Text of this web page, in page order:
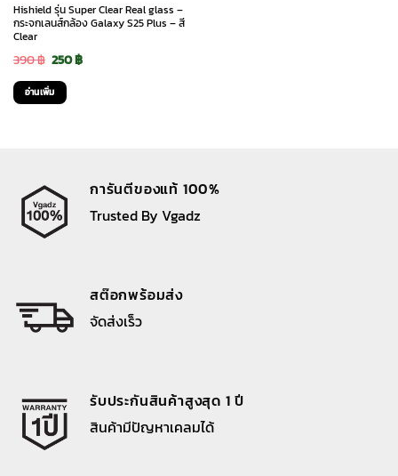
Hishield รุ่น Super Clear Real glass –
กระจกเลนส์กล้อง Galaxy S25 Plus – สี
Clear
390฿ Original
price
was:
250฿Current
อ่านเพิ่ม
การันตีของแท้ 100%
Trusted By Vgadz
สต๊อกพร้อมส่ง
จัดส่งเร็ว
รับประกันสินค้าสูงสุด 1 ปี
สินค้ามีปัญหาเคลมได้